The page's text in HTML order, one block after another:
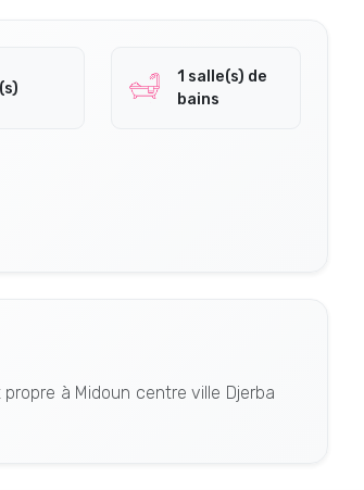
1 salle(s) de
bains
à Midoun centre ville Djerba